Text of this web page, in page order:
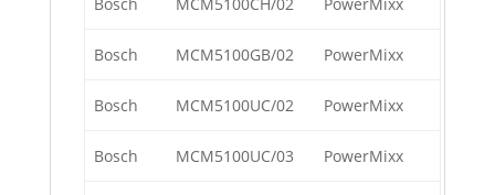
Bosch MCM5100GB/02 PowerMixx
Bosch MCM5100UC/02 PowerMixx
Bosch MCM5100UC/03 PowerMixx